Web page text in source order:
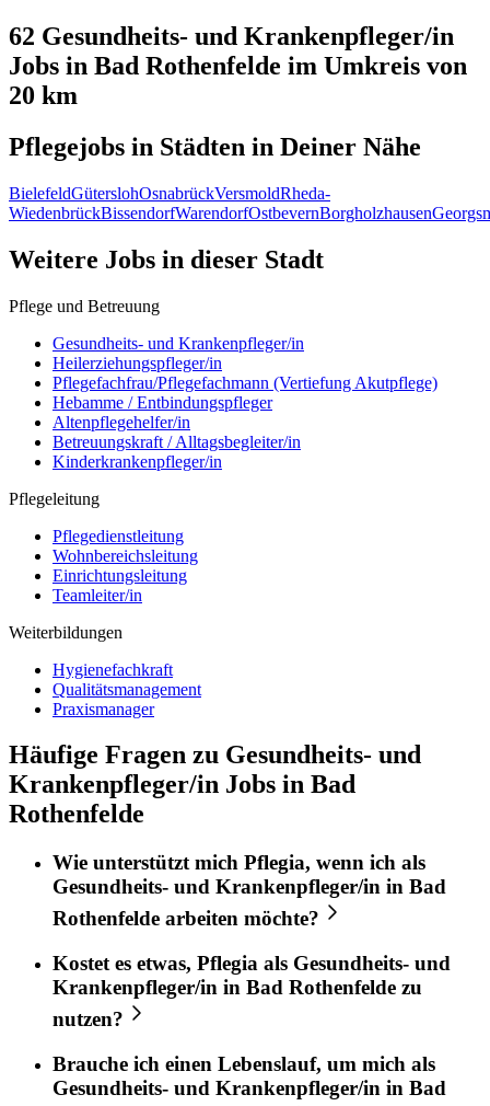
62 Gesundheits- und Krankenpfleger/in
Jobs in Bad Rothenfelde im Umkreis von
20 km
Pflegejobs in Städten in Deiner Nähe
BielefeldGüterslohOsnabrückVersmoldRheda-
WiedenbrückBissendorfWarendorfOstbevernBorgholzhausen
Weitere Jobs in dieser Stadt
Pflege und Betreuung
Gesundheits- und Krankenpfleger/in
Heilerziehungspfleger/in
Pflegefachfrau/Pflegefachmann (Vertiefung Akutpflege)
Hebamme / Entbindungspfleger
Altenpflegehelfer/in
Betreuungskraft / Alltagsbegleiter/in
Kinderkrankenpfleger/in
Pflegeleitung
Pflegedienstleitung
Wohnbereichsleitung
Einrichtungsleitung
Teamleiter/in
Weiterbildungen
Hygienefachkraft
Qualitätsmanagement
Praxismanager
Häufige Fragen zu Gesundheits- und
Krankenpfleger/in Jobs in Bad
Rothenfelde
Wie unterstützt mich Pflegia, wenn ich als
Gesundheits- und Krankenpfleger/in in Bad
Rothenfelde arbeiten möchte?
Kostet es etwas, Pflegia als Gesundheits- und
Krankenpfleger/in in Bad Rothenfelde zu
nutzen?
Brauche ich einen Lebenslauf, um mich als
Gesundheits- und Krankenpfleger/in in Bad